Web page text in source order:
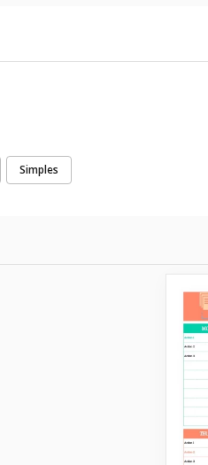
Simples